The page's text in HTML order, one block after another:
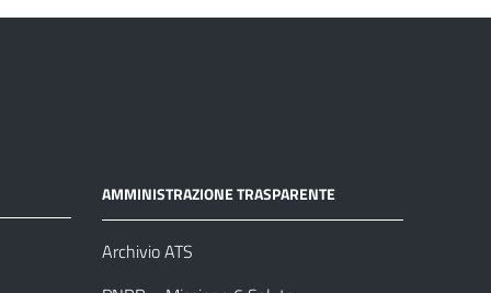
AMMINISTRAZIONE TRASPARENTE
Archivio ATS